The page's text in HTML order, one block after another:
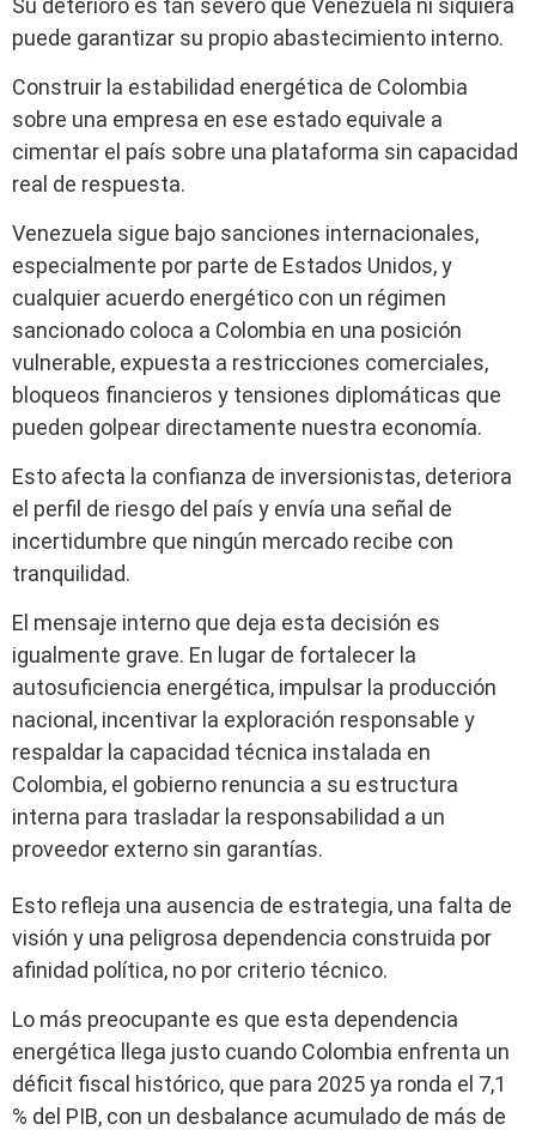
Su deterioro es tan severo que Venezuela ni siquiera
puede garantizar su propio abastecimiento interno.
Construir la estabilidad energética de Colombia
sobre una empresa en ese estado equivale a
cimentar el país sobre una plataforma sin capacidad
real de respuesta.
Venezuela sigue bajo sanciones internacionales,
especialmente por parte de Estados Unidos, y
cualquier acuerdo energético con un régimen
sancionado coloca a Colombia en una posición
vulnerable, expuesta a restricciones comerciales,
bloqueos financieros y tensiones diplomáticas que
pueden golpear directamente nuestra economía.
Esto afecta la confianza de inversionistas, deteriora
el perfil de riesgo del país y envía una señal de
incertidumbre que ningún mercado recibe con
tranquilidad.
El mensaje interno que deja esta decisión es
igualmente grave. En lugar de fortalecer la
autosuficiencia energética, impulsar la producción
nacional, incentivar la exploración responsable y
respaldar la capacidad técnica instalada en
Colombia, el gobierno renuncia a su estructura
interna para trasladar la responsabilidad a un
proveedor externo sin garantías.
Esto refleja una ausencia de estrategia, una falta de
visión y una peligrosa dependencia construida por
afinidad política, no por criterio técnico.
Lo más preocupante es que esta dependencia
energética llega justo cuando Colombia enfrenta un
déficit fiscal histórico, que para 2025 ya ronda el 7,1
% del PIB, con un desbalance acumulado de más de